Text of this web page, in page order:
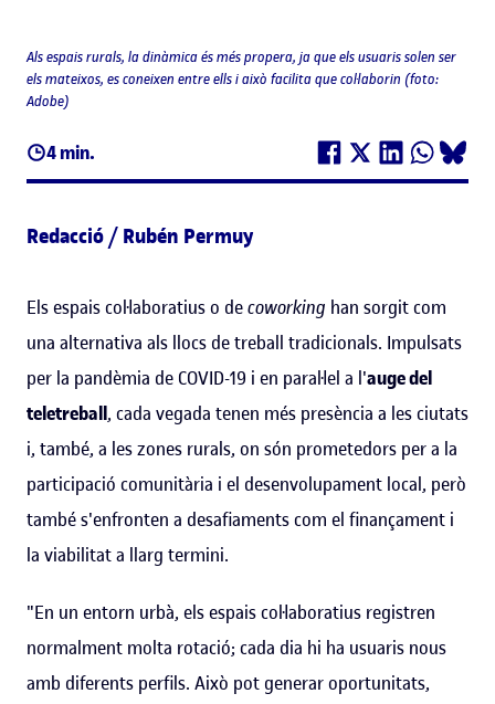
4 min.
Als espais rurals, la dinàmica és més propera, ja que els usuaris solen ser
els mateixos, es coneixen entre ells i això facilita que col·laborin (foto:
Adobe)
Redacció / Rubén Permuy
Els espais col·laboratius o decoworking han sorgit com
una alternativa als llocs de treball tradicionals. Impulsats
per la pandèmia de COVID-19 i en paral·lel a l'auge del
teletreball, cada vegada tenen més presència a les ciutats
i, també, a les zones rurals, on són prometedors per a la
participació comunitària i el desenvolupament local, però
també s'enfronten a desafiaments com el finançament i
la viabilitat a llarg termini.
"En un entorn urbà, els espais col·laboratius registren
normalment molta rotació; cada dia hi ha usuaris nous
amb diferents perfils. Això pot generar oportunitats,